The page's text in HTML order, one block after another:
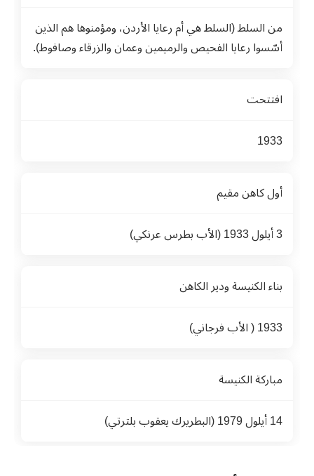
من السلط (السلط هي أم رعايا الأردن، ومؤمنوها هم الذين
أسّسوا رعايا الفحيص والرميمين وعمان والزرقاء وصافوط).
افتتحت
1933
أول كاهن مقيم
3 أيلول 1933 (الأب بطرس عرنكي)
بناء الكنيسة ودير الكاهن
1933 ( الأب فرجاني)
مباركة الكنيسة
14 أيلول 1979 (البطريرك يعقوب بلترتي)